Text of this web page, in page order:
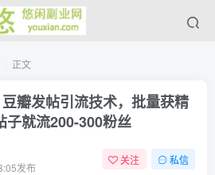
正文
豆瓣发帖引流技术，批量获精
子就流200-300粉丝
发布
关注 私信